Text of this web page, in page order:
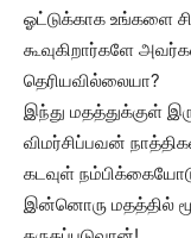
ஓட்டுக்காக உங்களை
கூவுகிறார்களே
தெரியவில்லையா?
இந்து மதத்துக்குள்
விமர்சிப்பவன்
கடவுள்
இன்னொரு மதத்தில்